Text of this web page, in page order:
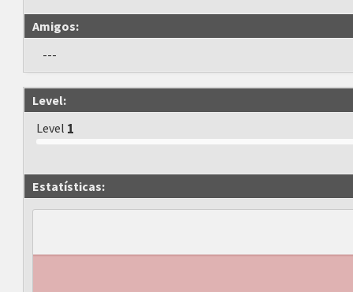
Amigos:
---
Level:
Level 1
Estatísticas: